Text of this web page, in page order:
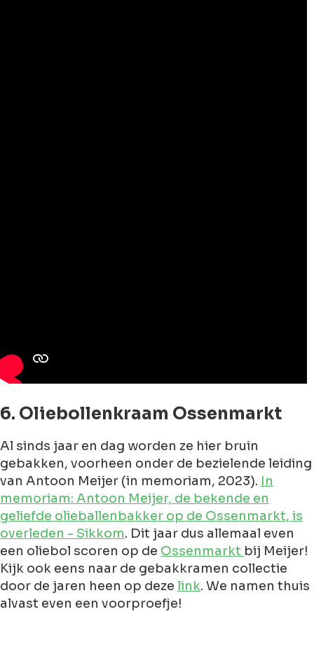
6. Oliebollenkraam Ossenmarkt
Al sinds jaar en dag worden ze hier bruin
gebakken, voorheen onder de bezielende leiding
van Antoon Meijer (in memoriam, 2023). In
memoriam: Antoon Meijer, de bekende en
geliefde olieballenbakker op de Ossenmarkt, is
overleden - Sikkom. Dit jaar dus allemaal even
een oliebol scoren op de Ossenmarkt bij Meijer!
Kijk ook eens naar de gebakkramen collectie
door de jaren heen op deze link. We namen thuis
alvast even een voorproefje!